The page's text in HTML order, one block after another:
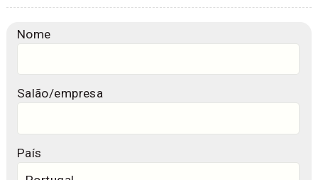
Nome
Salão/empresa
País